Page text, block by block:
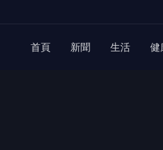
首頁 新聞 生活 健